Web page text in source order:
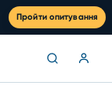
Пройти опитування